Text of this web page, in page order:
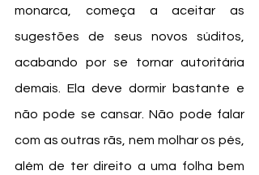
monarca, começa a aceitar as
sugestões de seus novos súditos,
acabando por se tornar autoritária
demais. Ela deve dormir bastante e
não pode se cansar. Não pode falar
com as outras rãs, nem molhar os pés,
além de ter direito a uma folha bem